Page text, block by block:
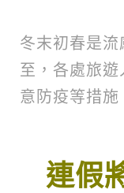
冬末初春是
至，各處旅
意防疫等措
連假